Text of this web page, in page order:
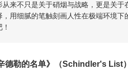
从来不只是关于硝烟与战略，更是关
，用细腻的笔触刻画人性在极端环境
德勒的名单》（Schindler's List）